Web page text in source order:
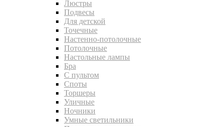
Люстры
Подвесы
Для детской
Точечные
Настенно-потолочные
Потолочные
Настольные лампы
Бра
С пультом
Споты
Торшеры
Уличные
Ночники
Умные светильники